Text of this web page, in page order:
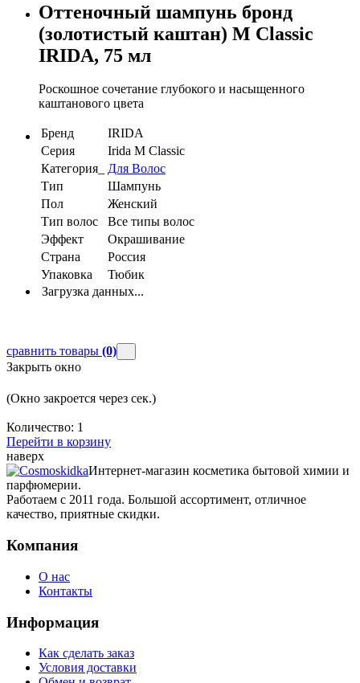
Оттеночный шампунь бронд
(золотистый каштан) M Classic
IRIDA, 75 мл
Роскошное сочетание глубокого и насыщенного
каштанового цвета
Бренд
IRIDA
Серия
Irida M Classic
Категория_
Для Волос
Тип
Шампунь
Пол
Женский
Тип волос
Все типы волос
Эффект
Окрашивание
Страна
Россия
Упаковка
Тюбик
Загрузка данных...
сравнить товары (0)
Закрыть окно
(Окно закроется через сек.)
Количество: 1
Перейти в корзину
наверх
Интернет-магазин косметика бытовой химии и
парфюмерии.
Работаем с 2011 года. Большой ассортимент, отличное
качество, приятные скидки.
Компания
О нас
Контакты
Информация
Как сделать заказ
Условия доставки